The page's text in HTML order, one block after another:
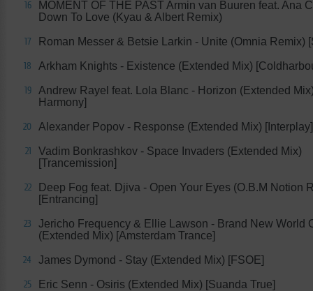
16
MOMENT OF THE PAST Armin van Buuren feat. Ana
Down To Love (Kyau & Albert Remix)
17 Roman Messer & Betsie Larkin - Unite (Omnia Remix)
18 Arkham Knights - Existence (Extended Mix)
19
Andrew Rayel feat. Lola Blanc - Horizon (Extended
Harmony]
20 Alexander Popov - Response (Extended Mix) [Interplay]
21
Vadim Bonkrashkov - Space Invaders (Extended Mix)
[Trancemission]
22
Deep Fog feat. Djiva - Open Your Eyes (O.B.M Notion
[Entrancing]
23
Jericho Frequency & Ellie Lawson - Brand New World
(Extended Mix) [Amsterdam Trance]
24 James Dymond - Stay (Extended Mix) [FSOE]
25 Eric Senn - Osiris (Extended Mix) [Suanda True]